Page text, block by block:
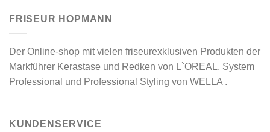
FRISEUR HOPMANN
Der Online-shop mit vielen friseurexklusiven Produkten der
Markführer Kerastase und Redken von L`OREAL, System
Professional und Professional Styling von WELLA .
KUNDENSERVICE